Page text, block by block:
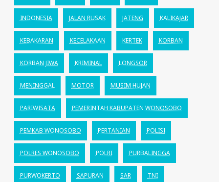
INDONESIA JALAN RUSAK JATENG KALIKAJAR
KEBAKARAN KECELAKAAN KERTEK KORBAN
KORBAN JIWA KRIMINAL LONGSOR
MENINGGAL MOTOR MUSIM HUJAN
PARIWISATA PEMERINTAH KABUPATEN WONOSOBO
PEMKAB WONOSOBO PERTANIAN POLISI
POLRES WONOSOBO POLRI PURBALINGGA
PURWOKERTO SAPURAN SAR TNI